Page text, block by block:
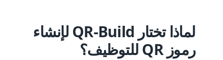
لماذا تختار QR-Build لإنشاء
رموز QR للتوظيف؟